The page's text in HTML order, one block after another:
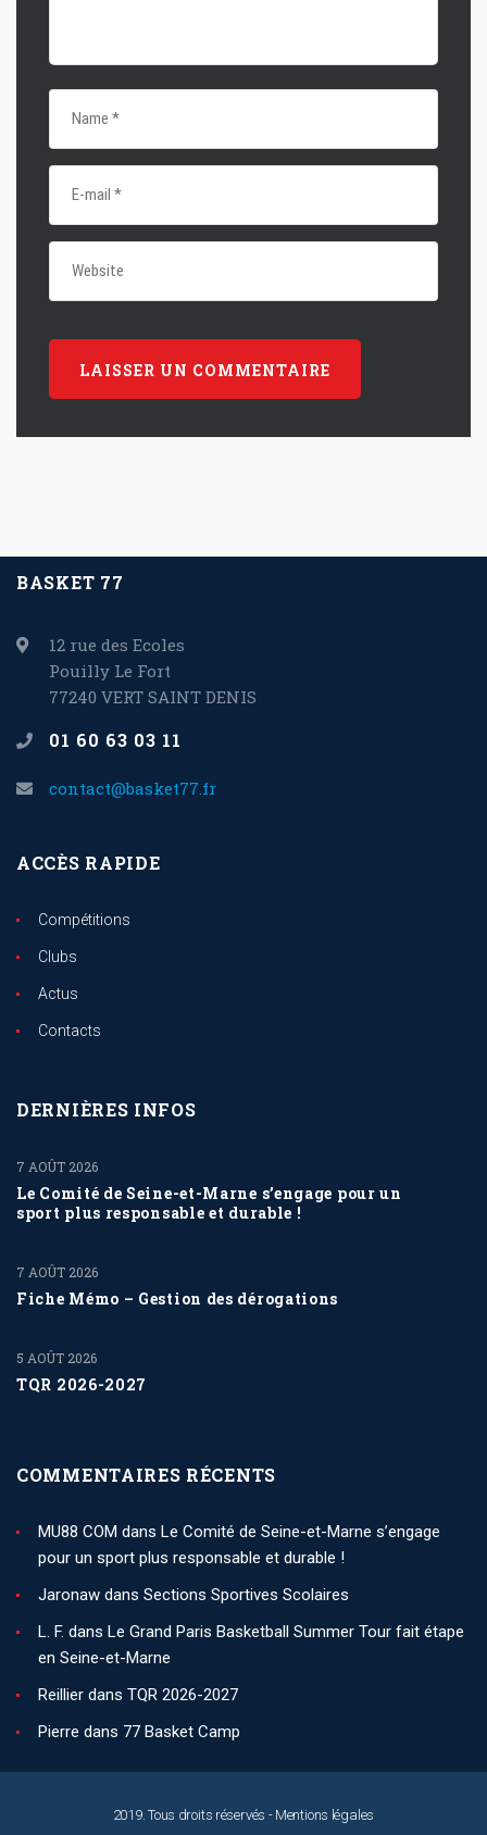
BASKET 77
12 rue des Ecoles
Pouilly Le Fort
77240 VERT SAINT DENIS
01 60 63 03 11
contact@basket77.fr
ACCÈS RAPIDE
Compétitions
Clubs
Actus
Contacts
DERNIÈRES INFOS
Le Comité de Seine-et-Marne s’engage pour un
sport plus responsable et durable !
7 AOÛT 2026
Fiche Mémo – Gestion des dérogations
7 AOÛT 2026
TQR 2026-2027
5 AOÛT 2026
COMMENTAIRES RÉCENTS
MU88 COM dans Le Comité de Seine-et-Marne s’engage
pour un sport plus responsable et durable !
Jaronaw dans Sections Sportives Scolaires
L. F. dans Le Grand Paris Basketball Summer Tour fait étape
en Seine-et-Marne
Reillier dans TQR 2026-2027
Pierre dans 77 Basket Camp
2019. Tous droits réservés - Mentions légales